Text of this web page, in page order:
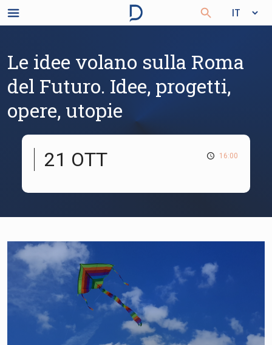
Le idee volano sulla Roma
del Futuro. Idee, progetti,
opere, utopie
21 OTT 16:00